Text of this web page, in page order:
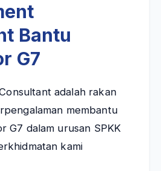
Bantu
G7
adalah rakan
membantu
G7 dalam urusan SPKK
kami